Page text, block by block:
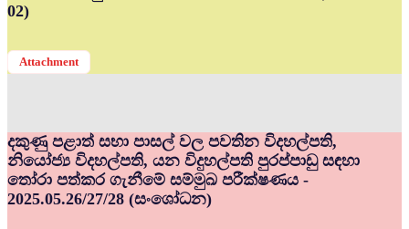
02)
Attachment
දකුණු පළාත් සභා පාසල් වල පවතින විදහල්පති,
නියෝජ්‍ය විදහල්පති, යන විදුහල්පති පුරප්පාඩු සඳහා
තෝරා පත්කර ගැනීමේ සම්මුඛ පරීක්ෂණය -
2025.05.26/27/28 (සංශෝධන)